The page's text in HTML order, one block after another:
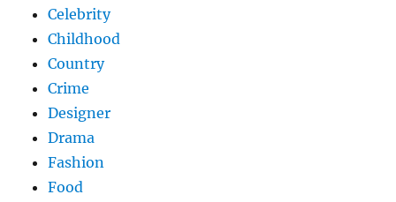
Celebrity
Childhood
Country
Crime
Designer
Drama
Fashion
Food